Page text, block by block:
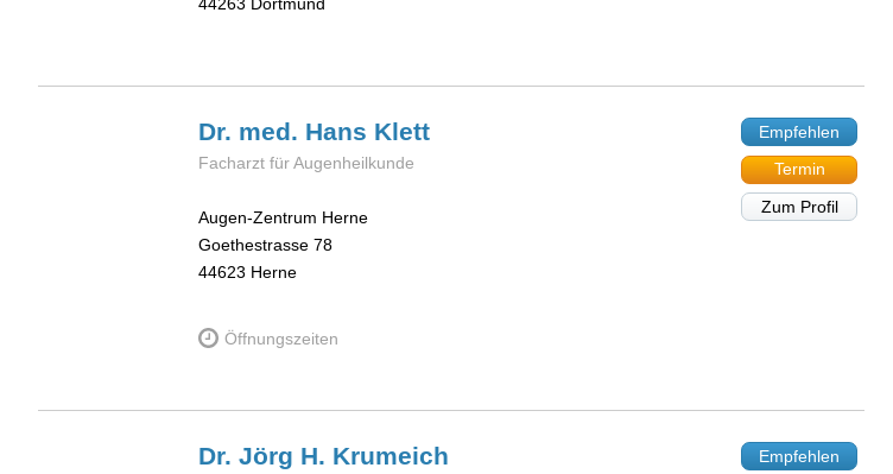
Dr. med. Hans Klett
Facharzt für Augenheilkunde
Augen-Zentrum Herne
Goethestrasse 78
44623 Herne
Öffnungszeiten
Empfehlen
Termin
Zum Profil
Dr. Jörg H. Krumeich
Empfehlen